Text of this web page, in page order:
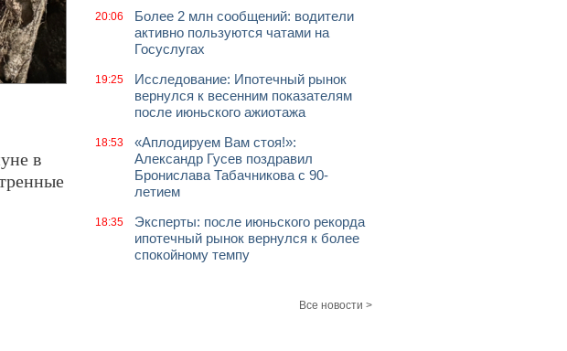
в
20:06
Более 2 млн сообщений: водители
активно пользуются чатами на
Госуслугах
19:25
Исследование: Ипотечный рынок
вернулся к весенним показателям
после июньского ажиотажа
18:53
«Аплодируем Вам стоя!»:
Александр Гусев поздравил
Бронислава Табачникова с 90-
летием
18:35
Эксперты: после июньского рекорда
ипотечный рынок вернулся к более
спокойному темпу
Все новости >